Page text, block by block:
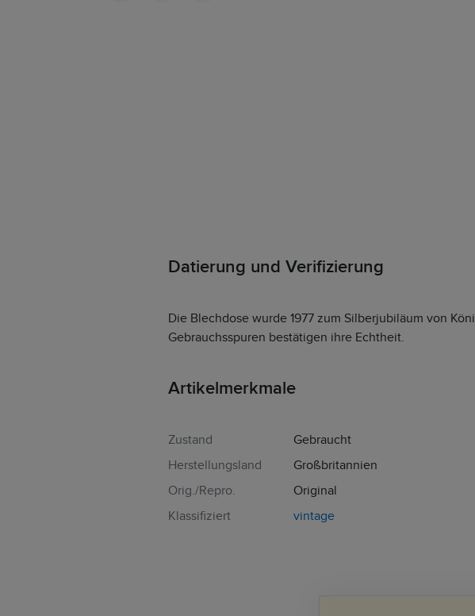
Datierung und Verifizierung
Die Blechdose wurde 1977 zum Silberjubiläum von
Gebrauchsspuren bestätigen ihre Echtheit.
Artikelmerkmale
Zustand
Gebraucht
Herstellungsland
Großbritannien
Orig./Repro.
Original
Klassifiziert
vintage